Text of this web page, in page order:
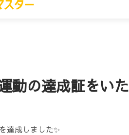
動の達成証をいた
達成しました✨